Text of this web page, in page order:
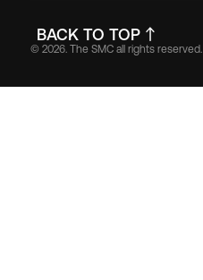
© 2026. The SMC all rights reserved.
BACK TO TOP